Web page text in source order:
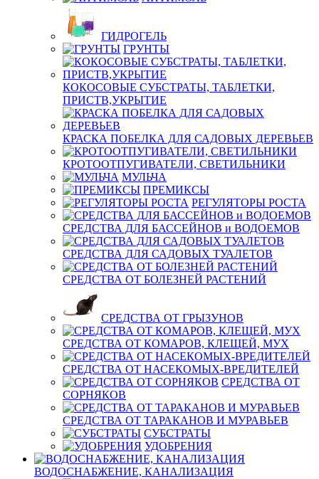
ГИДРОГЕЛЬ
ГРУНТЫ
КОКОСОВЫЕ СУБСТРАТЫ, ТАБЛЕТКИ,
ПРИСТВ,УКРЫТИЕ
КРАСКА ПОБЕЛКА ДЛЯ САДОВЫХ ДЕРЕВЬЕВ
КРОТООТПУГИВАТЕЛИ, СВЕТИЛЬНИКИ
МУЛЬЧА
ПРЕМИКСЫ
РЕГУЛЯТОРЫ РОСТА
СРЕДСТВА ДЛЯ БАССЕЙНОВ и ВОДОЕМОВ
СРЕДСТВА ДЛЯ САДОВЫХ ТУАЛЕТОВ
СРЕДСТВА ОТ БОЛЕЗНЕЙ РАСТЕНИЙ
СРЕДСТВА ОТ ГРЫЗУНОВ
СРЕДСТВА ОТ КОМАРОВ, КЛЕЩЕЙ, МУХ
СРЕДСТВА ОТ НАСЕКОМЫХ-ВРЕДИТЕЛЕЙ
СРЕДСТВА ОТ
СОРНЯКОВ
СРЕДСТВА ОТ ТАРАКАНОВ И МУРАВЬЕВ
СУБСТРАТЫ
УДОБРЕНИЯ
ВОДОСНАБЖЕНИЕ, КАНАЛИЗАЦИЯ